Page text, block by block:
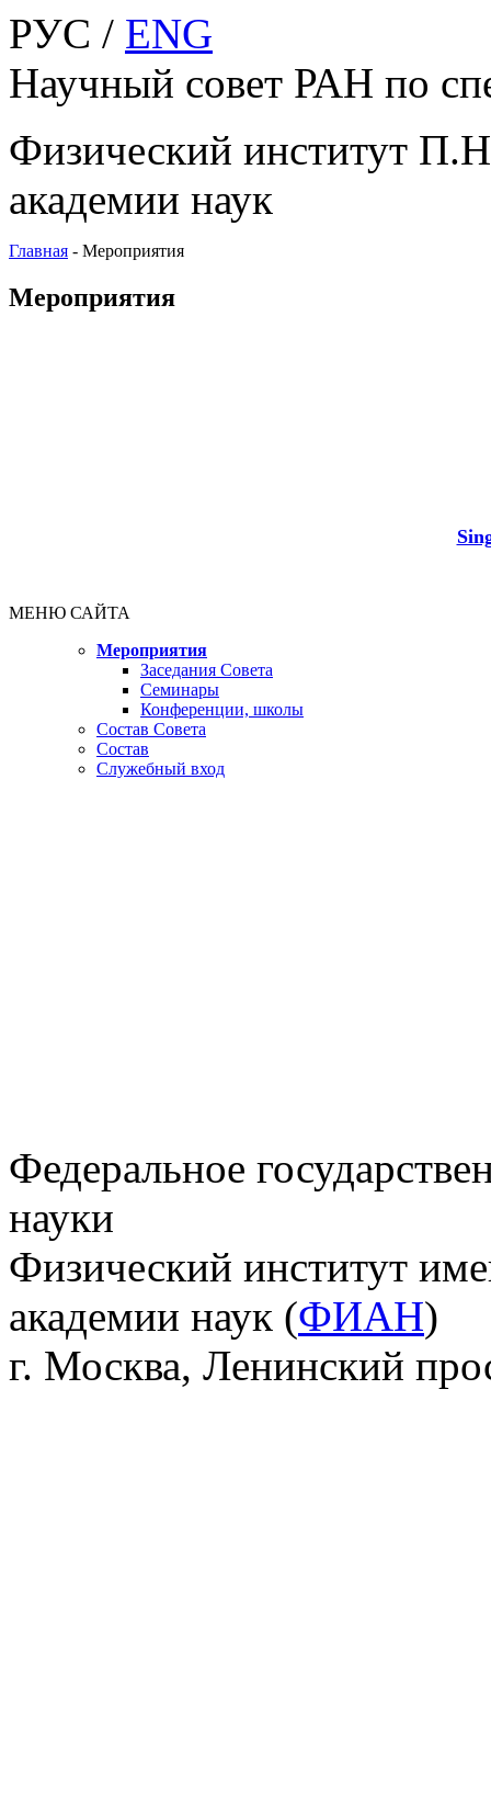
РУС / ENG
Научный совет РАН по
Физический институт
академии наук
Главная - Мероприятия
Мероприятия
МЕНЮ САЙТА
Мероприятия
Заседания Совета
Семинары
Конференции, школы
Состав Совета
Состав
Служебный вход
Федеральное
науки
Физический институт
академии наук (ФИАН)
г. Москва, Ленинский